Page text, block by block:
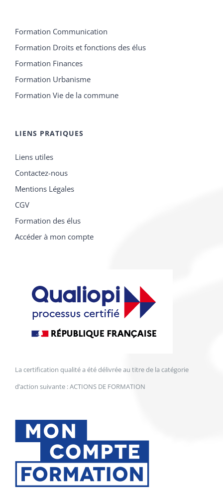
Formation Communication
Formation Droits et fonctions des élus
Formation Finances
Formation Urbanisme
Formation Vie de la commune
LIENS PRATIQUES
Liens utiles
Contactez-nous
Mentions Légales
CGV
Formation des élus
Accéder à mon compte
La certification qualité a été délivrée au titre de la catégorie
d’action suivante : ACTIONS DE FORMATION